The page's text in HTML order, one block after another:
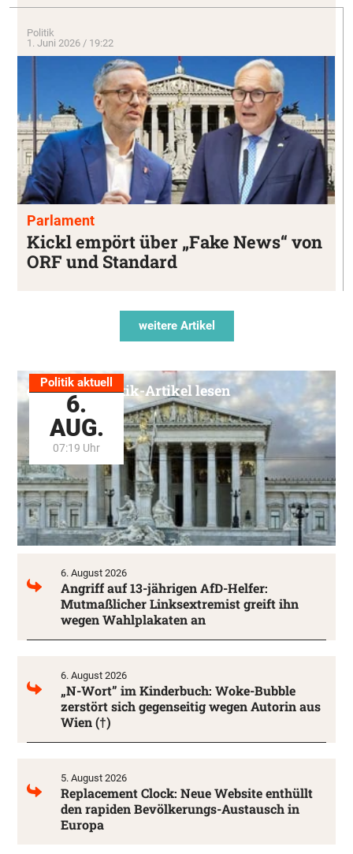
Politik
1. Juni 2026 / 19:22
Parlament
Kickl empört über „Fake News“ von
ORF und Standard
weitere Artikel
Politik aktuell
6.
AUG.
07:19 Uhr
Alle Politik-Artikel lesen
6. August 2026
Angriff auf 13-jährigen AfD-Helfer:
Mutmaßlicher Linksextremist greift ihn
wegen Wahlplakaten an
6. August 2026
„N-Wort” im Kinderbuch: Woke-Bubble
zerstört sich gegenseitig wegen Autorin aus
Wien (†)
5. August 2026
Replacement Clock: Neue Website enthüllt
den rapiden Bevölkerungs-Austausch in
Europa